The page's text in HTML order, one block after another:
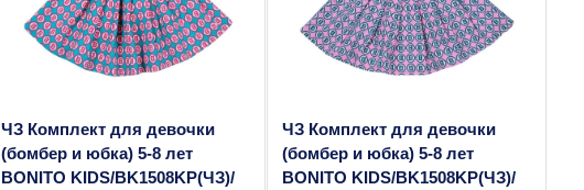
ЧЗ Комплект для девочки
(бомбер и юбка) 5-8 лет
BONITO KIDS/BK1508KP(ЧЗ)/
ЧЗ Комплект для девочки
(бомбер и юбка) 5-8 лет
BONITO KIDS/BK1508KP(ЧЗ)/